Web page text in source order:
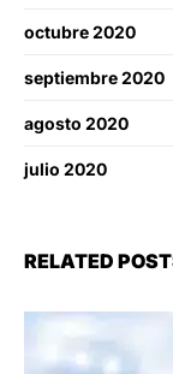
octubre 2020
septiembre 2020
agosto 2020
julio 2020
RELATED